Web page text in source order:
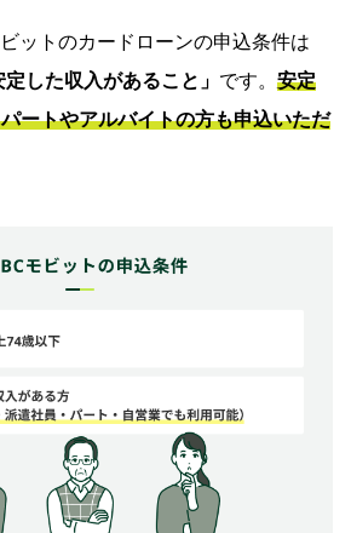
ットのカードローンの申込条件は
した収入があること」 です。 安定
ートやアルバイトの方も申込いただ